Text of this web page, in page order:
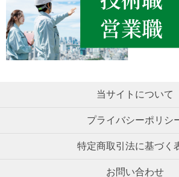
当サイトについて
プライバシーポリシ
特定商取引法に基づく
お問い合わせ